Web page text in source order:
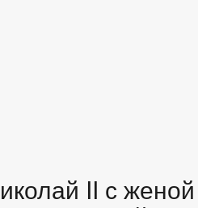
II с